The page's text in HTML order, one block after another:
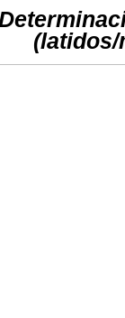
(latidos/